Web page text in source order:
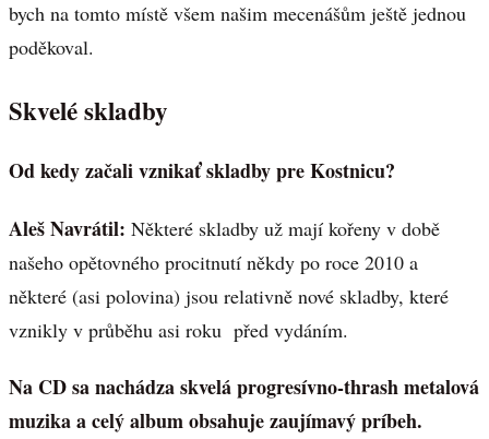
bych na tomto místě všem našim mecenášům ještě jednou
poděkoval.
Skvelé skladby
Od kedy začali vznikať skladby pre Kostnicu?
Aleš Navrátil: Některé skladby už mají kořeny v době
našeho opětovného procitnutí někdy po roce 2010 a
některé (asi polovina) jsou relativně nové skladby, které
vznikly v průběhu asi roku před vydáním.
Na CD sa nachádza skvelá progresívno-thrash metalová
muzika a celý album obsahuje zaujímavý príbeh.